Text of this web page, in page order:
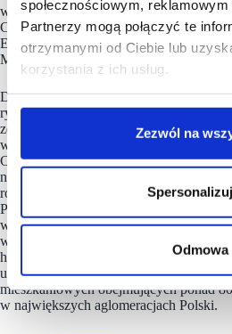
społecznościowym, reklamowym
Partnerzy mogą połączyć te
otrzymanymi od Ciebie lub
korzystania z ich usług.
Zezwól na
Spersonalizuj
Odmowa
współpracuje z dużymi partnerami
CBRE Global Investors, Immofinanz,
Equilis, BIG Shopping Centers, Falcon
Management, a także inwestorami
Dzięki wieloletniemu doświadczeniu i
rynku nieruchomości komercyjnych w
zdobyło pozycję lidera w budowie
w szczególności parków handlowych w
Center” charakteryzujących się
nowoczesną i dogodną architekturą, a
rozwiązaniami proekologicznymi
Pozycję Acteeum na rynku potwierdzają
w ostatnich latach duże projekty
w szczególności ponad 400 000 mkw.
handlowych obejmujących ponad 800
usługowych oraz ponad 40 000 mkw.
mieszkaniowych obejmujących ponad
w największych aglomeracjach Polski.